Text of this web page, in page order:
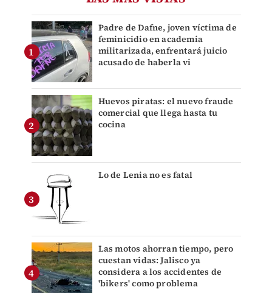
Padre de Dafne, joven víctima de
feminicidio en academia
militarizada, enfrentará juicio
acusado de haberla vi
Huevos piratas: el nuevo fraude
comercial que llega hasta tu
cocina
Lo de Lenia no es fatal
Las motos ahorran tiempo, pero
cuestan vidas: Jalisco ya
considera a los accidentes de
'bikers' como problema